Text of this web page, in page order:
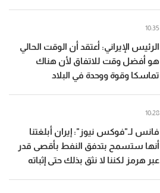
الرئيس الإيراني: أعتقد أن الوقت الحالي
هو أفضل وقت للاتفاق لأن هناك
تماسكا وقوة ووحدة في البلاد
10:35
فانس لـ"فوكس نيوز": إيران أبلغتنا
أنها ستسمح بتدفق النفط بأقصى قدر
عبر هرمز لكننا لا نثق بذلك حتى إثباته
10:28